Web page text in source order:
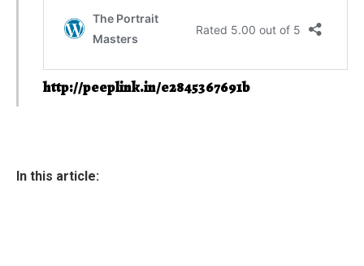
http://peeplink.in/e2845367691b
In this article: